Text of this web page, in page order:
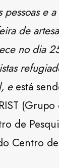
e
de
no dia
e está
de
Centro